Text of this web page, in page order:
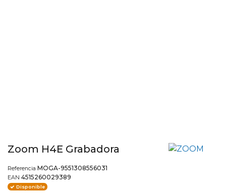
Zoom H4E Grabadora
Referencia MOGA-9551308556031
EAN 4515260029389
Disponible